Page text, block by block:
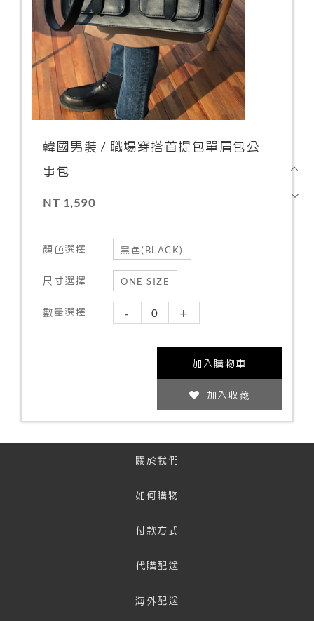
韓國男裝 / 職場穿搭首提包單肩包公
事包
NT 1,590
顏色選擇 黑色(BLACK)
尺寸選擇 ONE SIZE
數量選擇 - +
加入購物車
加入收藏
關於我們
如何購物
付款方式
代購配送
海外配送